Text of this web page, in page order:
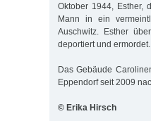
Oktober 1944, Esther,
Mann in ein
Auschwitz. Esther
deportiert und ermordet.
Das Gebäude
Eppendorf seit 2009
© Erika Hirsch